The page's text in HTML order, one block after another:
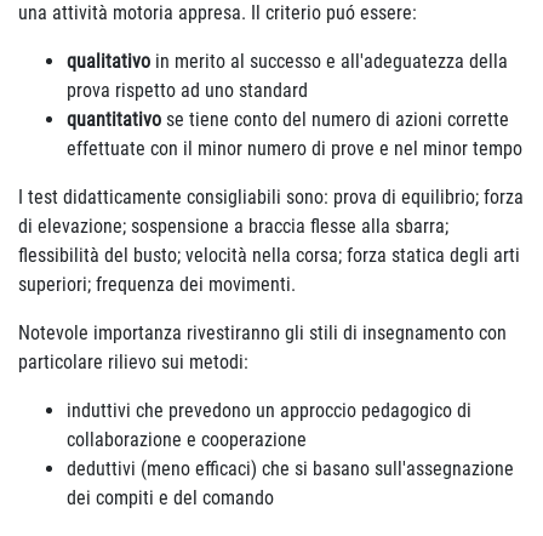
una attività motoria appresa. Il criterio puó essere:
qualitativo in merito al successo e all'adeguatezza della
prova rispetto ad uno standard
quantitativo se tiene conto del numero di azioni corrette
effettuate con il minor numero di prove e nel minor tempo
I test didatticamente consigliabili sono: prova di equilibrio; forza
di elevazione; sospensione a braccia flesse alla sbarra;
flessibilità del busto; velocità nella corsa; forza statica degli arti
superiori; frequenza dei movimenti.
Notevole importanza rivestiranno gli stili di insegnamento con
particolare rilievo sui metodi:
induttivi che prevedono un approccio pedagogico di
collaborazione e cooperazione
deduttivi (meno efficaci) che si basano sull'assegnazione
dei compiti e del comando